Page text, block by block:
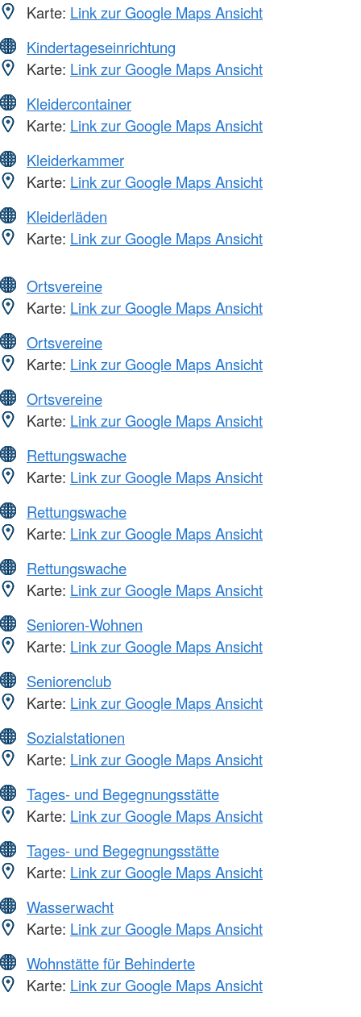
Karte: Link zur Google Maps Ansicht
Kindertageseinrichtung
Karte: Link zur Google Maps Ansicht
Kleidercontainer
Karte: Link zur Google Maps Ansicht
Kleiderkammer
Karte: Link zur Google Maps Ansicht
Kleiderläden
Karte: Link zur Google Maps Ansicht
Ortsvereine
Karte: Link zur Google Maps Ansicht
Ortsvereine
Karte: Link zur Google Maps Ansicht
Ortsvereine
Karte: Link zur Google Maps Ansicht
Rettungswache
Karte: Link zur Google Maps Ansicht
Rettungswache
Karte: Link zur Google Maps Ansicht
Rettungswache
Karte: Link zur Google Maps Ansicht
Senioren-Wohnen
Karte: Link zur Google Maps Ansicht
Seniorenclub
Karte: Link zur Google Maps Ansicht
Sozialstationen
Karte: Link zur Google Maps Ansicht
Tages- und Begegnungsstätte
Karte: Link zur Google Maps Ansicht
Tages- und Begegnungsstätte
Karte: Link zur Google Maps Ansicht
Wasserwacht
Karte: Link zur Google Maps Ansicht
Wohnstätte für Behinderte
Karte: Link zur Google Maps Ansicht